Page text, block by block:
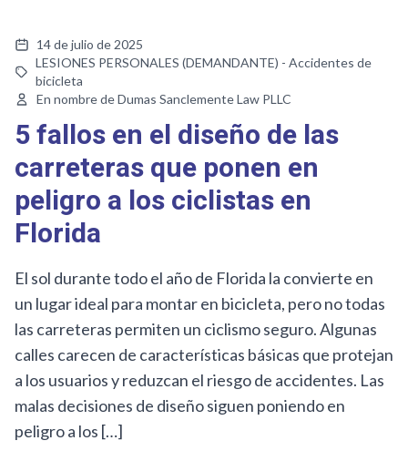
14 de julio de 2025
LESIONES PERSONALES (DEMANDANTE) - Accidentes de
bicicleta
En nombre de Dumas Sanclemente Law PLLC
5 fallos en el diseño de las
carreteras que ponen en
peligro a los ciclistas en
Florida
El sol durante todo el año de Florida la convierte en
un lugar ideal para montar en bicicleta, pero no todas
las carreteras permiten un ciclismo seguro. Algunas
calles carecen de características básicas que protejan
a los usuarios y reduzcan el riesgo de accidentes. Las
malas decisiones de diseño siguen poniendo en
peligro a los […]